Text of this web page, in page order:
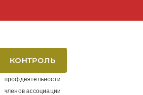
КОНТРОЛЬ
профдеятельности
членов ассоциации